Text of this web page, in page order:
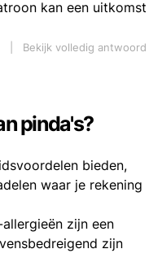
kan een uitkomst
Bekijk volledig antwoord
pinda's?
bieden,
waar je rekening
zijn een
zijn